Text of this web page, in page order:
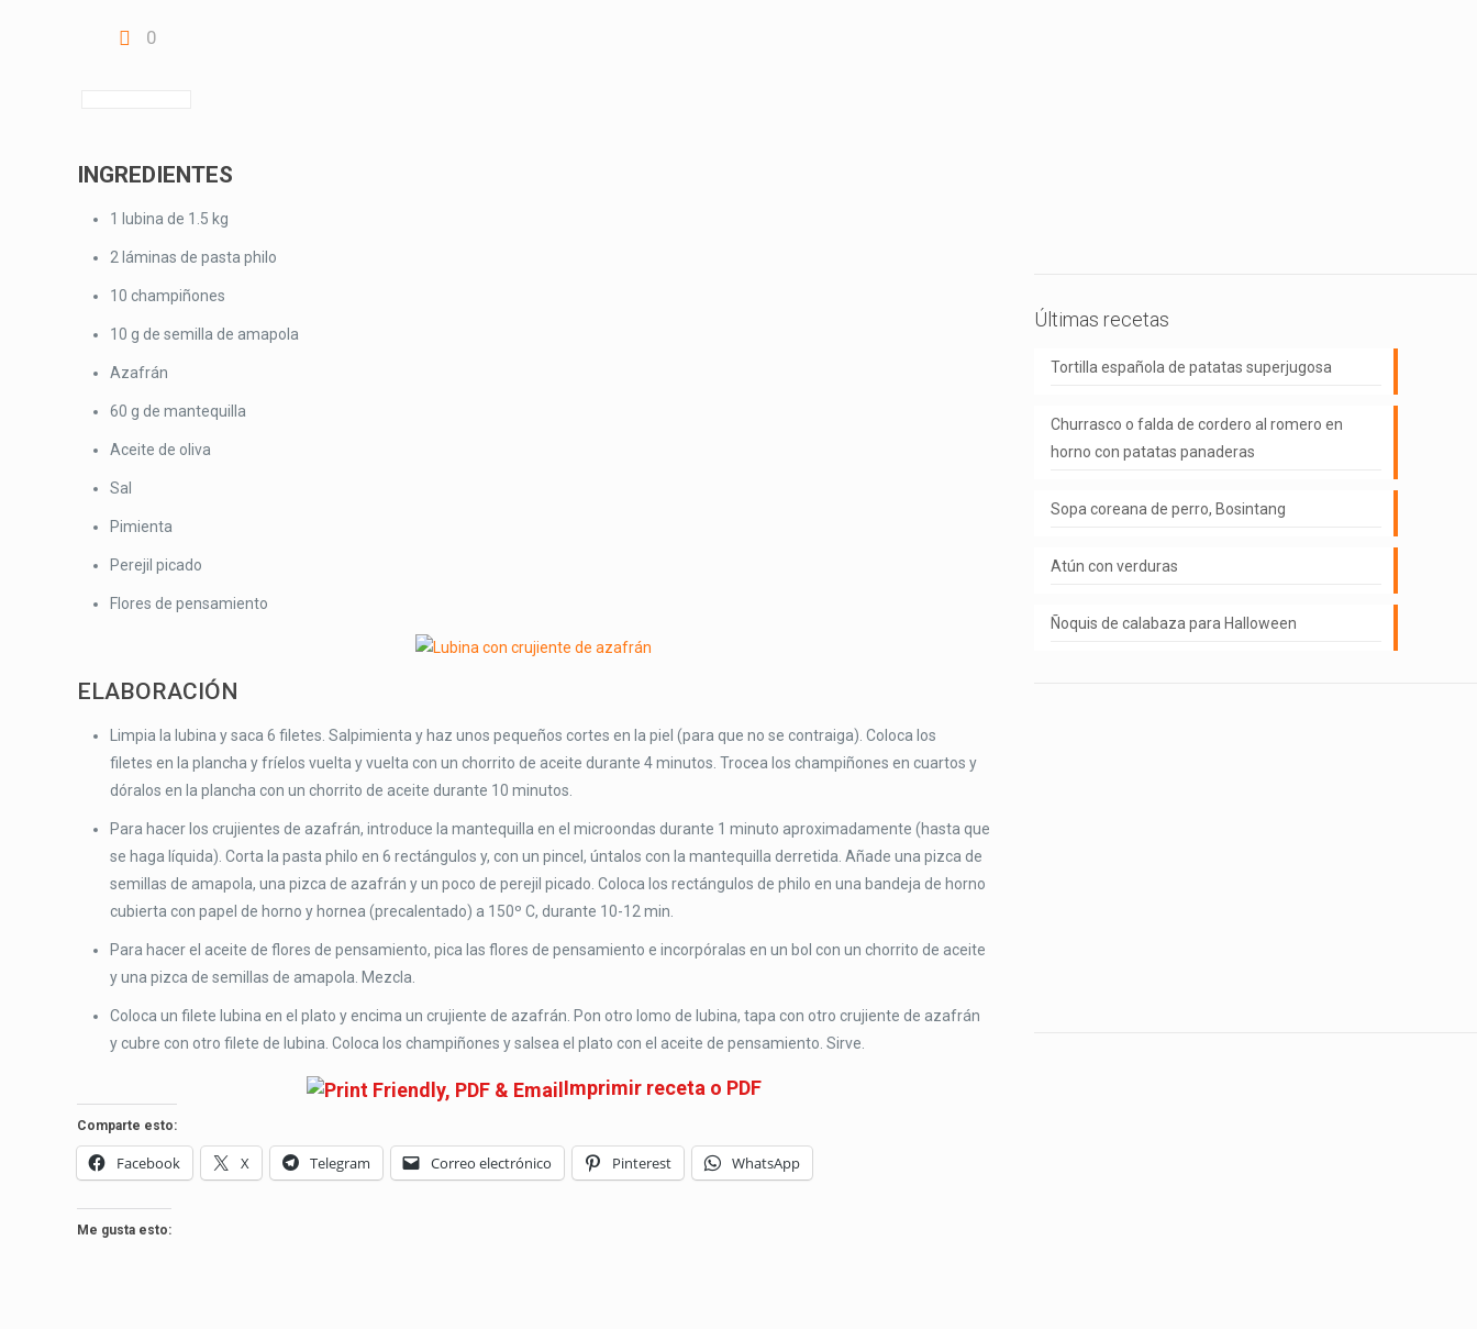
0
INGREDIENTES
1 lubina de 1.5 kg
2 láminas de pasta philo
10 champiñones
10 g de semilla de amapola
Azafrán
60 g de mantequilla
Aceite de oliva
Sal
Pimienta
Perejil picado
Flores de pensamiento
ELABORACIÓN
Limpia la lubina y saca 6 filetes. Salpimienta y haz unos pequeños cortes en la piel (para que no se contraiga). Coloca los
filetes en la plancha y fríelos vuelta y vuelta con un chorrito de aceite durante 4 minutos. Trocea los champiñones en cuartos y
dóralos en la plancha con un chorrito de aceite durante 10 minutos.
Para hacer los crujientes de azafrán, introduce la mantequilla en el microondas durante 1 minuto aproximadamente (hasta que
se haga líquida). Corta la pasta philo en 6 rectángulos y, con un pincel, úntalos con la mantequilla derretida. Añade una pizca de
semillas de amapola, una pizca de azafrán y un poco de perejil picado. Coloca los rectángulos de philo en una bandeja de horno
cubierta con papel de horno y hornea (precalentado) a 150º C, durante 10-12 min.
Para hacer el aceite de flores de pensamiento, pica las flores de pensamiento e incorpóralas en un bol con un chorrito de aceite
y una pizca de semillas de amapola. Mezcla.
Coloca un filete lubina en el plato y encima un crujiente de azafrán. Pon otro lomo de lubina, tapa con otro crujiente de azafrán
y cubre con otro filete de lubina. Coloca los champiñones y salsea el plato con el aceite de pensamiento. Sirve.
Imprimir receta o PDF
Comparte esto:
Facebook X Telegram Correo electrónico Pinterest WhatsApp
Me gusta esto:
Últimas recetas
Tortilla española de patatas superjugosa
Churrasco o falda de cordero al romero en
horno con patatas panaderas
Sopa coreana de perro, Bosintang
Atún con verduras
Ñoquis de calabaza para Halloween